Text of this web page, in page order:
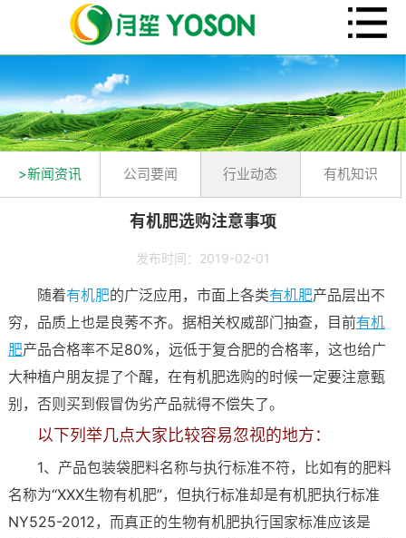
>新闻资讯 公司要闻 行业动态 有机知识
有机肥选购注意事项
发布时间：2019-02-01
随着有机肥的广泛应用，市面上各类有机肥产品层出不
穷，品质上也是良莠不齐。据相关权威部门抽查，目前有机
肥产品合格率不足80%，远低于复合肥的合格率，这也给广
大种植户朋友提了个醒，在有机肥选购的时候一定要注意甄
别，否则买到假冒伪劣产品就得不偿失了。
以下列举几点大家比较容易忽视的地方：
1、产品包装袋肥料名称与执行标准不符，比如有的肥料
名称为“XXX生物有机肥”，但执行标准却是有机肥执行标准
NY525-2012，而真正的生物有机肥执行国家标准应该是